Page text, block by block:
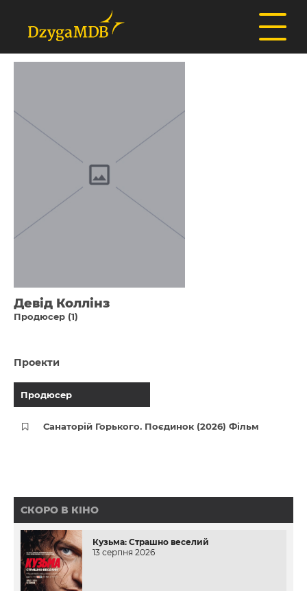
Девід Коллінз
Продюсер (1)
Проекти
Продюсер
Санаторій Горького. Поєдинок (2026) Фільм
СКОРО В КІНО
Кузьма: Страшно веселий
13 серпня 2026